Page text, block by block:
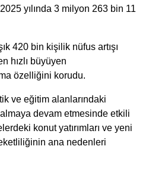
yılında 3 milyon 263 bin 11
420 bin kişilik nüfus artışı
hızlı büyüyen
özelliğini korudu.
ve eğitim alanlarındaki
devam etmesinde etkili
konut yatırımları ve yeni
ana nedenleri